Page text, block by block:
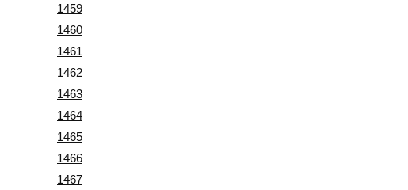
1459
1460
1461
1462
1463
1464
1465
1466
1467